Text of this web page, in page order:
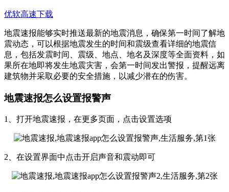
优软高速下载
地震速报能够实时推送最新的地震消息，确保第一时间了解地
震动态，可以根据地震发生的时间和震级查看详细的地震信
息，包括发震时间、震级、地点、地名及深度等全面资料，如
果所在地即将发生地震灾害，会第一时间发出警报，提醒远离
建筑物并采取必要的安全措施，以减少潜在的伤害。
地震速报怎么设置报警声
1、打开地震速报，在更多页面，点击设置选项
2、在设置界面中点击开启声音和震动即可